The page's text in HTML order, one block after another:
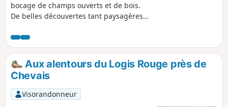
bocage de champs ouverts et de bois.
De belles découvertes tant paysagères
autres, le magnifique château de Jouhé
et l'église de Pioussay avec ses fresques
murales. Dans les villages traversés, de
belles demeures traditionnelles
restaurées ou en cours de restauration.
Aux alentours du Logis Rouge près de
Chevais
Visorandonneur